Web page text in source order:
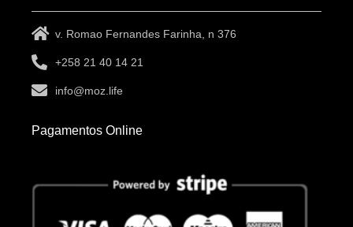
v. Romao Fernandes Farinha, n 376
+258 21 40 14 21
info@moz.life
Pagamentos Online